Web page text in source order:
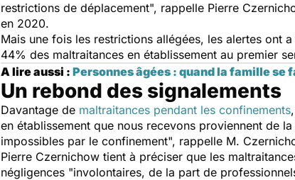
restrictions de déplacement", rappelle Pierre
en 2020.
Mais une fois les restrictions allégées, les alertes ont
44% des maltraitances en établissement au premier
A lire aussi : Personnes âgées : quand la famille se
Un rebond des signalements
Davantage de maltraitances pendant les confinements
en établissement que nous recevons proviennent de
impossibles par le confinement", rappelle M.
Pierre Czernichow tient à préciser que les
négligences "involontaires, de la part de